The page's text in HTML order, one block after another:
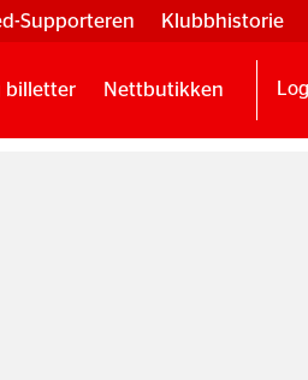
Supporteren Klubbhistorie
billetter Nettbutikken